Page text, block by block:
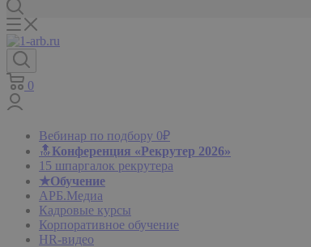
0
Вебинар по подбору 0₽
🔝Конференция «Рекрутер 2026»
15 шпаргалок рекрутера
★Обучение
АРБ.Медиа
Кадровые курсы
Корпоративное обучение
HR-видео